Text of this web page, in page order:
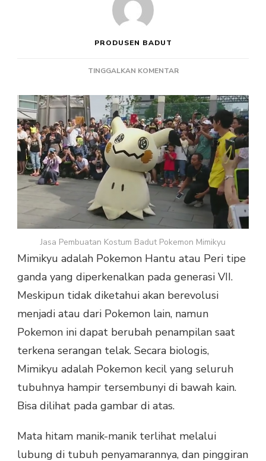
PRODUSEN BADUT
TINGGALKAN KOMENTARPADA
PEMBUATAN
KOSTUM
BADUT
POKEMON
MIMIKYU
Jasa Pembuatan Kostum Badut Pokemon Mimikyu
Mimikyu adalah Pokemon Hantu atau Peri tipe
ganda yang diperkenalkan pada generasi VII.
Meskipun tidak diketahui akan berevolusi
menjadi atau dari Pokemon lain, namun
Pokemon ini dapat berubah penampilan saat
terkena serangan telak. Secara biologis,
Mimikyu adalah Pokemon kecil yang seluruh
tubuhnya hampir tersembunyi di bawah kain.
Bisa dilihat pada gambar di atas.
Mata hitam manik-manik terlihat melalui
lubung di tubuh penyamarannya, dan pinggiran